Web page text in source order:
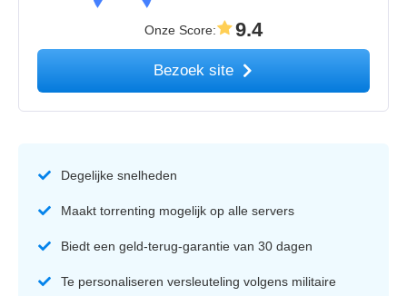
Onze Score: 9.4
Bezoek site
Degelijke snelheden
Maakt torrenting mogelijk op alle servers
Biedt een geld-terug-garantie van 30 dagen
Te personaliseren versleuteling volgens militaire